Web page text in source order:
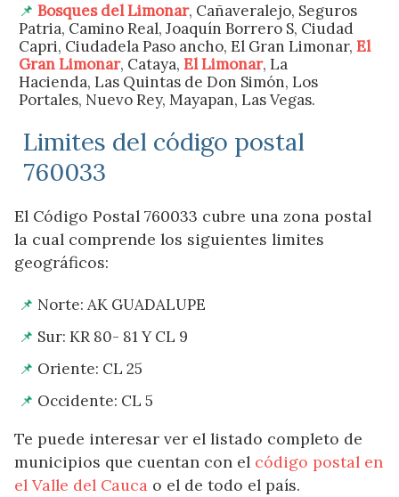
Bosques del Limonar, Cañaveralejo, Seguros
Patria, Camino Real, Joaquín Borrero S, Ciudad
Capri, Ciudadela Paso ancho, El Gran Limonar, El
Gran Limonar, Cataya, El Limonar, La
Hacienda, Las Quintas de Don Simón, Los
Portales, Nuevo Rey, Mayapan, Las Vegas.
Limites del código postal
760033
El Código Postal 760033 cubre una zona postal
la cual comprende los siguientes limites
geográficos:
Norte: AK GUADALUPE
Sur: KR 80- 81 Y CL 9
Oriente: CL 25
Occidente: CL 5
Te puede interesar ver el listado completo de
municipios que cuentan con el código postal en
el Valle del Cauca o el de todo el país.